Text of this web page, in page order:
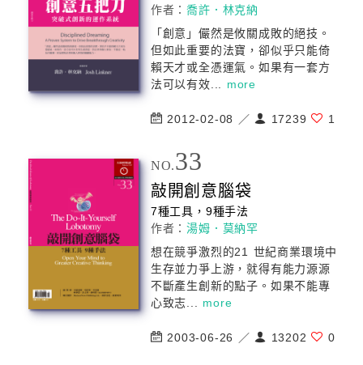
作者：喬許．林克納
「 創意 」儼然是攸關成敗的絕技。
但如此重要的法寶，卻似乎只能倚
賴天才或全憑運氣。如果有一套方
法可以有效... more
2012-02-08 ／ 17239 1
NO.33
敲開創意腦袋
7種工具，9種手法
作者：湯姆．莫納罕
想在競爭激烈的21 世紀商業環境中
生存並力爭上游，就得有能力源源
不斷產生創新的點子。如果不能專
心致志... more
2003-06-26 ／ 13202 0